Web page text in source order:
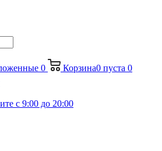
0 Корзина0 пуста 0
с 9:00 до 20:00